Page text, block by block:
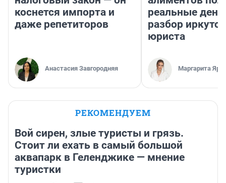
коснется импорта и
даже репетиторов
Анастасия Завгородняя
реальные
разбор
юриста
Маргарита
РЕКОМЕНДУЕМ
Вой сирен, злые туристы и грязь.
Стоит ли ехать в самый большой
аквапарк в Геленджике — мнение
туристки